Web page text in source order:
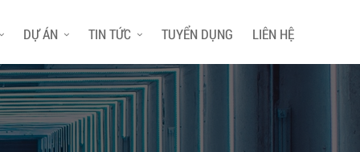
DỰ ÁN TIN TỨC TUYỂN DỤNG LIÊN HỆ